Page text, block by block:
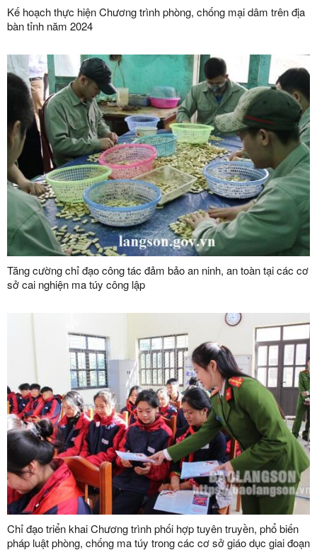
Kế hoạch thực hiện Chương trình phòng, chống mại dâm trên địa
bàn tỉnh năm 2024
Tăng cường chỉ đạo công tác đảm bảo an ninh, an toàn tại các cơ
sở cai nghiện ma túy công lập
Chỉ đạo triển khai Chương trình phối hợp tuyên truyền, phổ biến
pháp luật phòng, chống ma túy trong các cơ sở giáo dục giai đoạn